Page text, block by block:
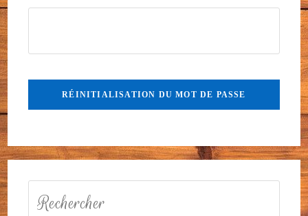
RÉINITIALISATION DU MOT DE PASSE